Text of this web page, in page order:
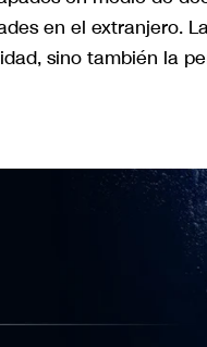
en el extranjero.
sino también la